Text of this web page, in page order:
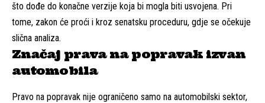
što dođe do konačne verzije koja bi mogla biti usvojena. Pri
tome, zakon će proći i kroz senatsku proceduru, gdje se očekuje
slična analiza.
Značaj prava na popravak izvan
automobila
Pravo na popravak nije ograničeno samo na automobilski sektor,